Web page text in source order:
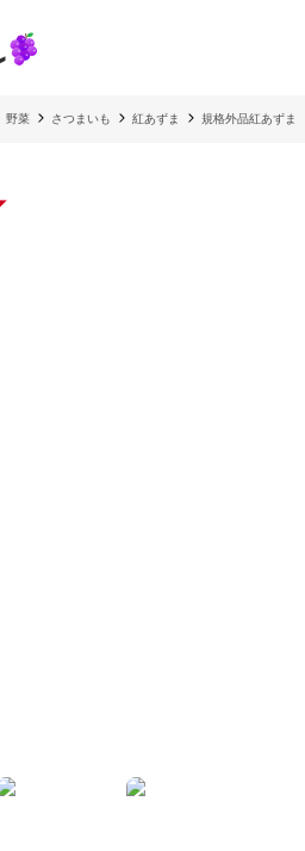
野菜 さつまいも 紅あずま 規格外品紅あず